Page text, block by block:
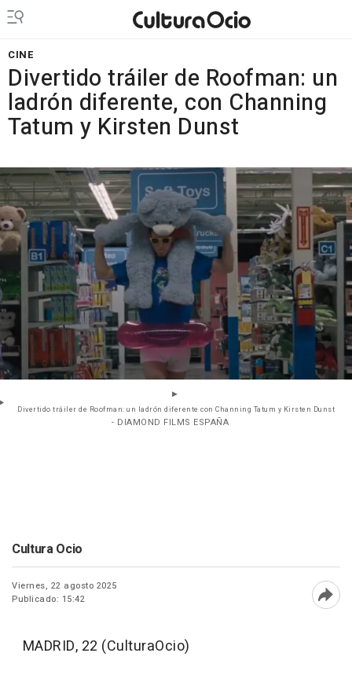
CINE
Divertido tráiler de Roofman: un
ladrón diferente, con Channing
Tatum y Kirsten Dunst
Divertido tráiler de Roofman: un ladrón diferente con Channing Tatum y Kirsten Dunst
- DIAMOND FILMS ESPAÑA
Cultura Ocio
Viernes, 22 agosto 2025
Publicado: 15:42
MADRID, 22 (CulturaOcio)